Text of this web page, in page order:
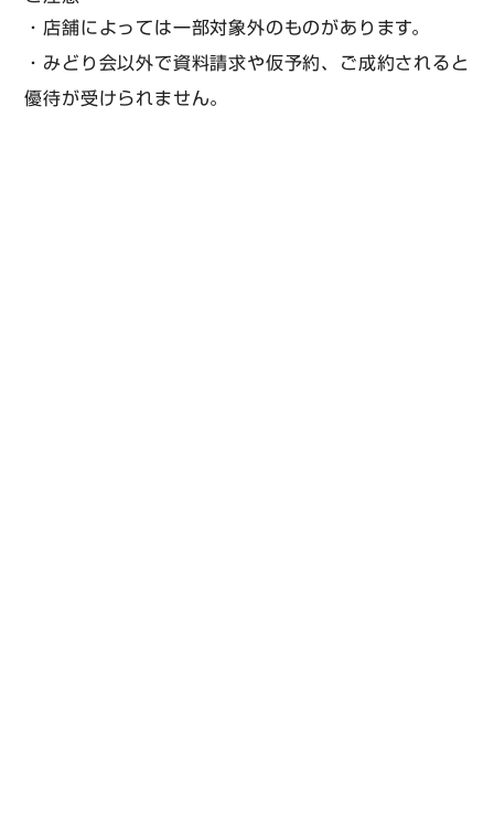
・店舗によっては一部対象外のものがあります。
・みどり会以外で資料請求や仮予約、ご成約されると
優待が受けられません。